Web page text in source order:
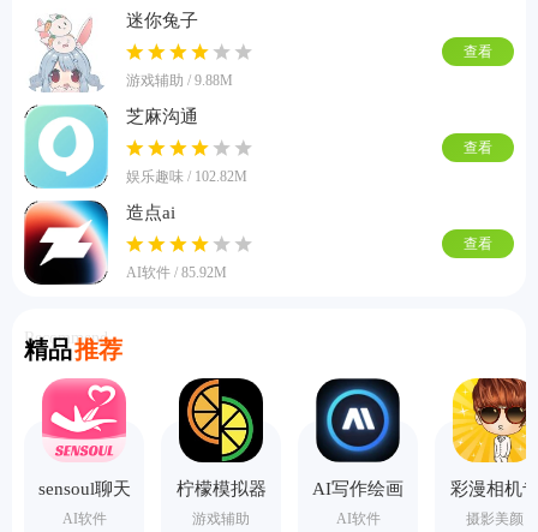
迷你兔子
游戏辅助 / 9.88M
查看
芝麻沟通
娱乐趣味 / 102.82M
查看
造点ai
AI软件 / 85.92M
查看
精品推荐
Recommend
sensoul聊天
AI软件
柠檬模拟器
手机版
游戏辅助
AI写作绘画
视频PPT助
AI软件
彩漫相机
业版
摄影美颜